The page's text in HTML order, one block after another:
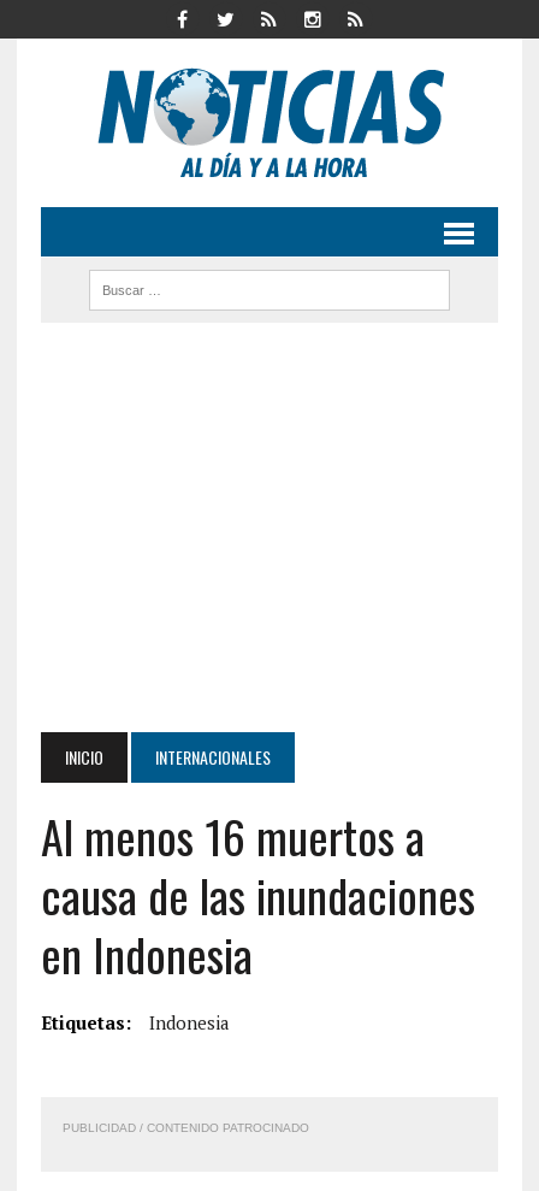
INICIO INTERNACIONALES
Al menos 16 muertos a
causa de las inundaciones
en Indonesia
Etiquetas: Indonesia
PUBLICIDAD / CONTENIDO PATROCINADO